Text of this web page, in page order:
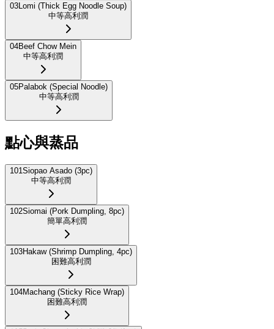
03Lomi (Thick Egg Noodle Soup)
中等高利潤
04Beef Chow Mein
中等高利潤
05Palabok (Special Noodle)
中等高利潤
點心與蒸品
101Siopao Asado (3pc)
中等高利潤
102Siomai (Pork Dumpling, 8pc)
簡單高利潤
103Hakaw (Shrimp Dumpling, 4pc)
困難高利潤
104Machang (Sticky Rice Wrap)
困難高利潤